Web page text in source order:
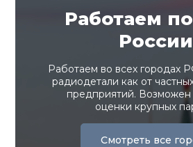
Работаем
России
Работаем во всех городах
радиодетали как от
предприятий. Возможен
оценки крупных
Смотреть все